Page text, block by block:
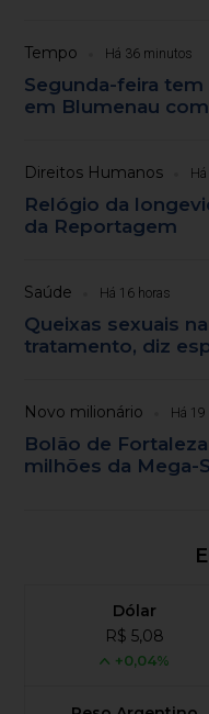
Tempo Há 36 minutos
Segunda-feira
em Blumenau
Direitos Humanos
Relógio da
da Reportagem
Saúde Há 16 horas
Queixas sexuais
tratamento, diz
Novo milionário Há 19
Bolão de
milhões da Mega-
Dólar
R$ 5,08
+0,04%